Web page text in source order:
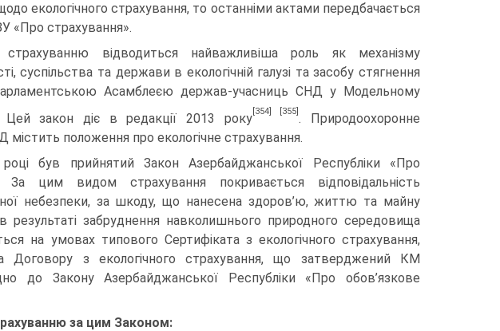
екологічного страхування, то остан­німи актами передбачається
«Про страхування».
страхуванню відводиться найважливіша роль як механізму
суспільства та держави в екологічній галузі та засобу стягнення
Асамблеєю держав-учасниць СНД у Модельному
Цей закон діє в редакції 2013 року
[354] [355]
. Природоохоронне
положення про екологічне страхування.
був прийнятий Закон Азербайджанської Республіки «Про
За цим видом страхування покривається відповідальність
небезпеки, за шкоду, що нанесена здоров’ю, життю та майну
результаті забруднення навколишнього природного середовища
на умовах типового Сертифіката з екологічного страхування,
Договору з екологічного страхування, що затверджений КМ
до Закону Азербайджанської Республіки «Про обов’язкове
за цим Законом: